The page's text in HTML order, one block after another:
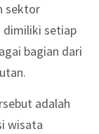
sektor
dimiliki setiap
bagian dari
adalah
wisata